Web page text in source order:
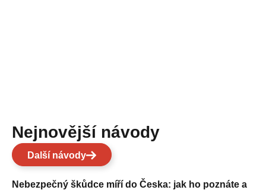
Nejnovější návody
Další návody
Nebezpečný škůdce míří do Česka: jak ho poznáte a